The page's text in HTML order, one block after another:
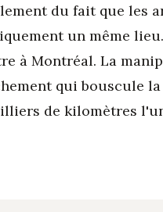
du fait que les
un même
à Montréal. La
qui bouscule
de kilomètres